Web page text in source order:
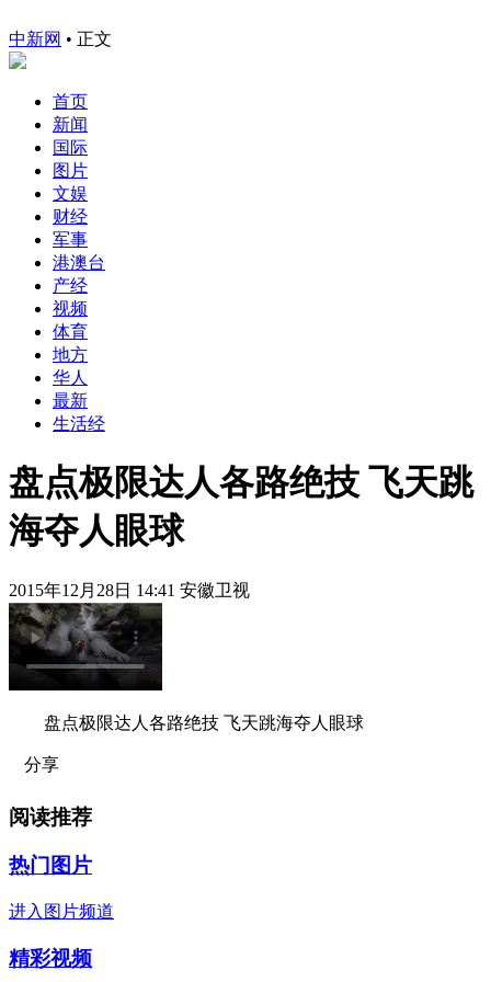
中新网 • 正文
首页
新闻
国际
图片
文娱
财经
军事
港澳台
产经
视频
体育
地方
华人
最新
生活经
盘点极限达人各路绝技 飞天跳
海夺人眼球
2015年12月28日 14:41 安徽卫视
盘点极限达人各路绝技 飞天跳海夺人眼球
分享
阅读推荐
热门图片
进入图片频道
精彩视频